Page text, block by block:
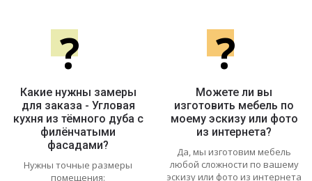
?
Какие нужны замеры
для заказа - Угловая
кухня из тёмного дуба с
филёнчатыми
фасадами?
Нужны точные размеры
помещения:
?
Можете ли вы
изготовить мебель по
моему эскизу или фото
из интернета?
Да, мы изготовим мебель
любой сложности по вашему
эскизу или фото из интернета